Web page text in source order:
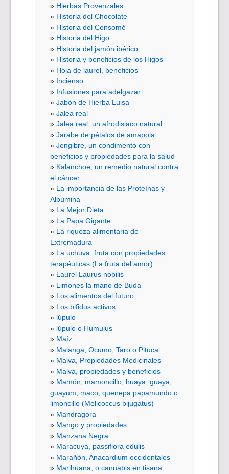
Hierbas Provenzales
Historia del Chocolate
Historia del Consomé
Historia del Higo
Historia del jamón ibérico
Historia y beneficios de los Higos
Hoja de laurel, beneficios
Incienso
Infusiones para adelgazar
Jabón de Hierba Luisa
Jalea real
Jalea real, un afrodisiaco natural
Jarabe de pétalos de amapola
Jengibre, un condimento con
beneficios y propiedades para la salud
Kalanchoe, un remedio natural contra
el cáncer
La importancia de las Proteínas y
Albúmina
La Mejor Dieta
La Papa Gigante
La riqueza alimentaria de
Extremadura
La uchuva, fruta con propiedades
terapéuticas (La fruta del amor)
Laurel Laurus nobilis
Limones la mano de Buda
Los alimentos del futuro
Los bifidus activos
lúpulo
lúpulo o Humulus
Maíz
Malanga, Ocumo, Taro o Pituca
Malva, Propiedades Medicinales
Malva, propiedades y beneficios
Mamón, mamoncillo, huaya, guaya,
guayum, maco, quenepa papamundo o
limoncillo (Melicoccus bijugatus)
Mandragora
Mango y propiedades
Manzana Negra
Maracuyá, passiflora edulis
Marañón, Anacardium occidentales
Marihuana, o cannabis en tisana